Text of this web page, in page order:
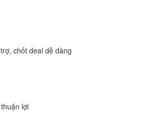
chốt deal dễ dàng
lợi